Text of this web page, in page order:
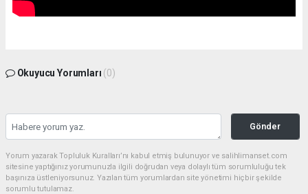
Okuyucu Yorumları (0)
Gönder
Yorum yazarak Topluluk Kuralları’nı kabul etmiş bulunuyor ve salihlimanset.com
sitesine yaptığınız yorumunuzla ilgili doğrudan veya dolaylı tüm sorumluluğu tek
başınıza üstleniyorsunuz. Yazılan tüm yorumlardan site yönetimi hiçbir şekilde
sorumlu tutulamaz.